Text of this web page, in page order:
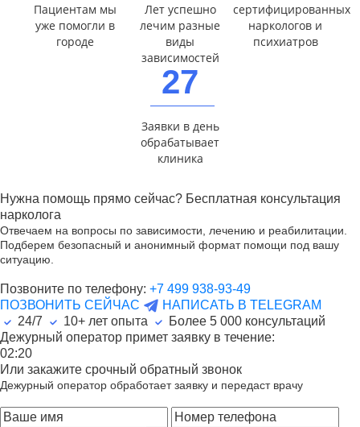
Пациентам мы
уже помогли в
городе
Лет успешно
лечим разные
виды
зависимостей
сертифицированных
наркологов и
психиатров
27
Заявки в день
обрабатывает
клиника
Нужна помощь прямо сейчас? Бесплатная консультация
нарколога
Отвечаем на вопросы по зависимости, лечению и реабилитации.
Подберем безопасный и анонимный формат помощи под вашу
ситуацию.
Позвоните по телефону: +7 499 938-93-49
ПОЗВОНИТЬ СЕЙЧАС
НАПИСАТЬ В TELEGRAM
24/7
10+ лет опыта Более 5 000 консультаций
Дежурный оператор примет заявку в течение:
02:20
Или закажите срочный обратный звонок
Дежурный оператор обработает заявку и передаст врачу